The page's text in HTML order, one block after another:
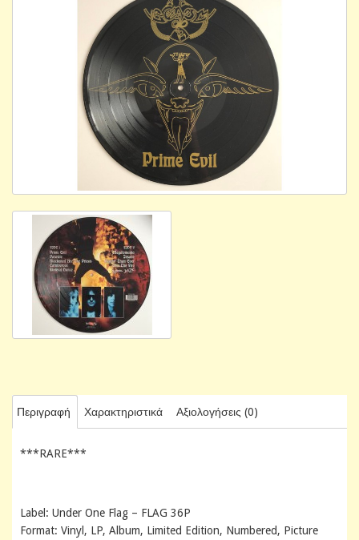
Περιγραφή Χαρακτηριστικά Αξιολογήσεις (0)
***RARE***
Label: Under One Flag – FLAG 36P
Format: Vinyl, LP, Album, Limited Edition, Numbered, Picture